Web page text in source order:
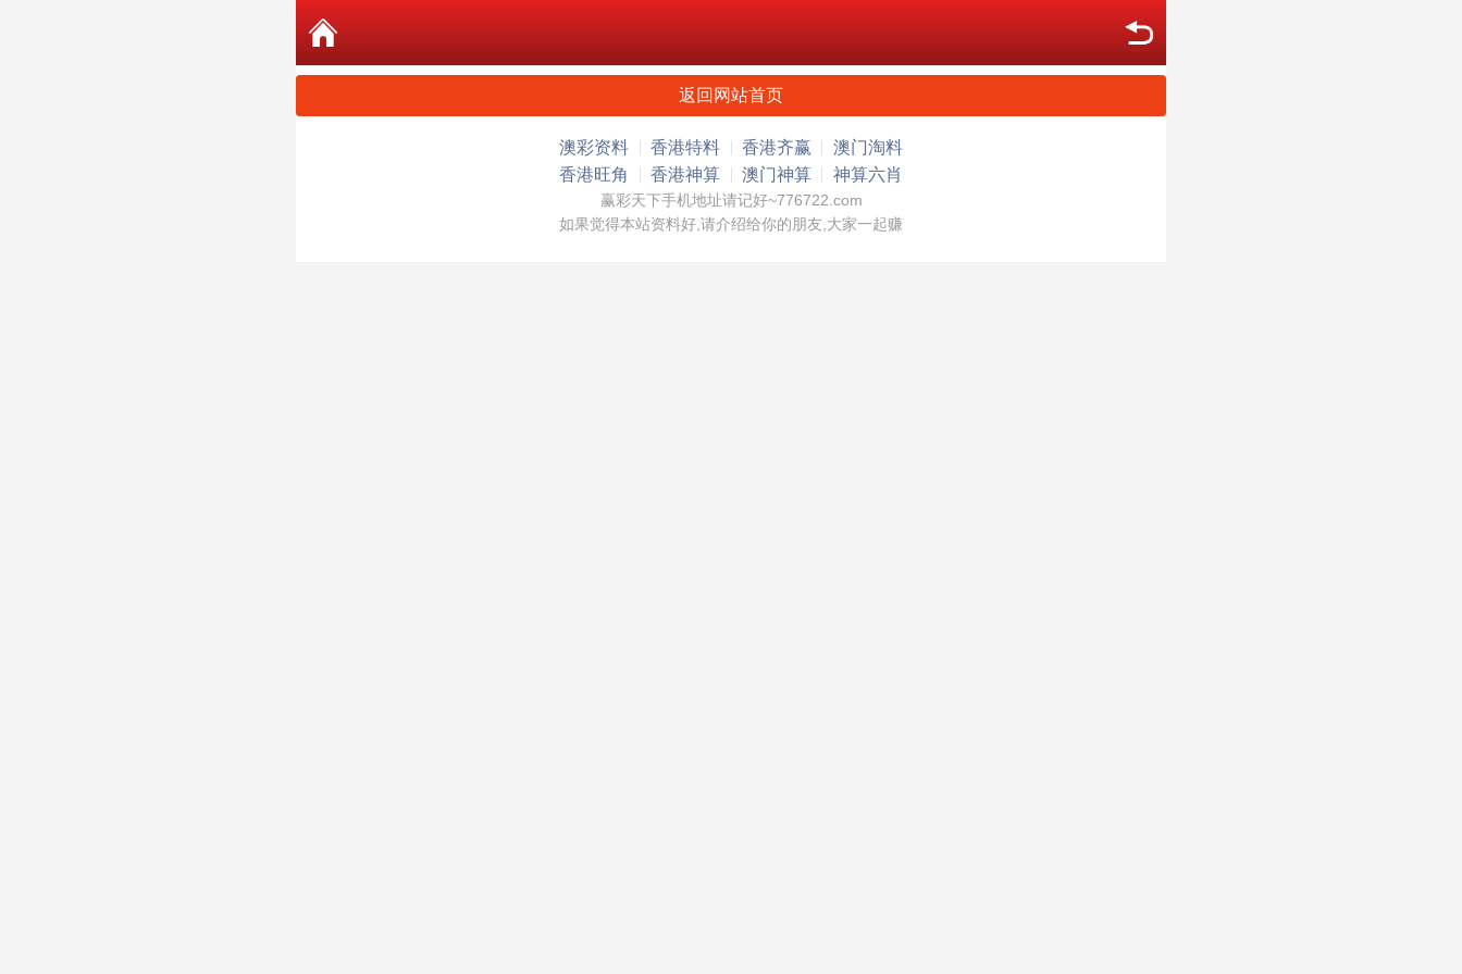
返回网站首页
澳彩资料 香港特料 香港齐赢
澳门淘料
香港旺角
香港神算 澳门神算 神算六肖
赢彩天下手机地址请记好~776722.com
如果觉得本站资料好,请介绍给你的朋友,大家一起赚